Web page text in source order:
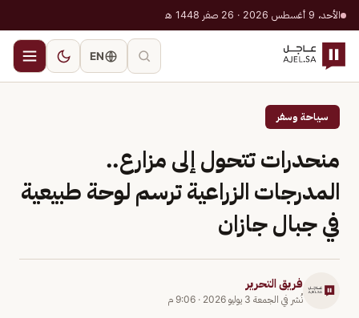
الأحد، 9 أغسطس 2026 · 26 صفر 1448 هـ
EN
سياحة وسفر
منحدرات تتحول إلى مزارع..
المدرجات الزراعية ترسم لوحة طبيعية
في جبال جازان
فريق التحرير
نُشر في الجمعة 3 يوليو 2026 · 9:06 م